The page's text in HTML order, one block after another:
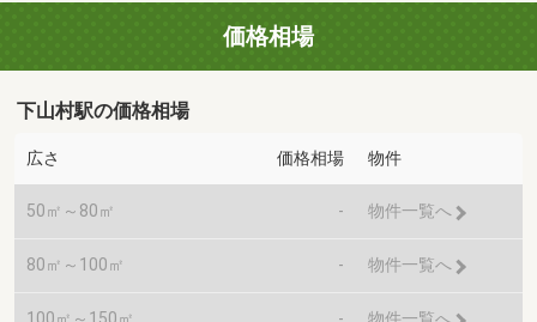
価格相場
下山村駅の価格相場
広さ 価格相場 物件
50㎡～80㎡ - 物件一覧へ
80㎡～100㎡ - 物件一覧へ